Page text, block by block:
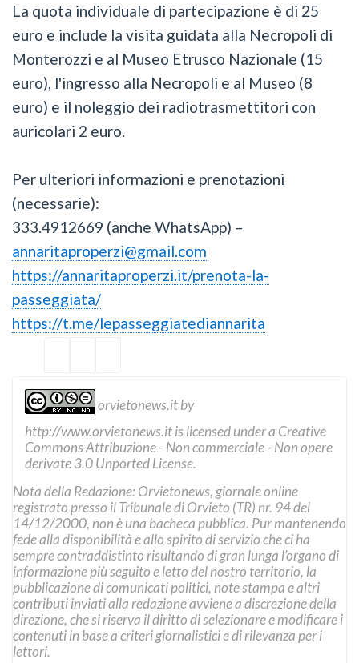
La quota individuale di partecipazione è di 25
euro e include la visita guidata alla Necropoli di
Monterozzi e al Museo Etrusco Nazionale (15
euro), l'ingresso alla Necropoli e al Museo (8
euro) e il noleggio dei radiotrasmettitori con
auricolari 2 euro.
Per ulteriori informazioni e prenotazioni
(necessarie):
333.4912669 (anche WhatsApp) –
annaritaproperzi@gmail.com
https://annaritaproperzi.it/prenota-la-
passeggiata/
https://t.me/lepasseggiatediannarita
orvietonews.itby
http://www.orvietonews.itis licensed under a Creative
Commons Attribuzione - Non commerciale - Non opere
derivate 3.0 Unported License.
Nota della Redazione: Orvietonews, giornale online
registrato presso il Tribunale di Orvieto (TR) nr. 94 del
14/12/2000, non è una bacheca pubblica. Pur mantenendo
fede alla disponibilità e allo spirito di servizio che ci ha
sempre contraddistinto risultando di gran lunga l’organo di
informazione più seguito e letto del nostro territorio, la
pubblicazione di comunicati politici, note stampa e altri
contributi inviati alla redazione avviene a discrezione della
direzione, che si riserva il diritto di selezionare e modificare i
contenuti in base a criteri giornalistici e di rilevanza per i
lettori.